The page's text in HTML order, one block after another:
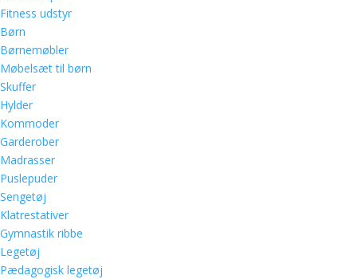
Fitness udstyr
Børn
Børnemøbler
Møbelsæt til børn
Skuffer
Hylder
Kommoder
Garderober
Madrasser
Puslepuder
Sengetøj
Klatrestativer
Gymnastik ribbe
Legetøj
Pædagogisk legetøj